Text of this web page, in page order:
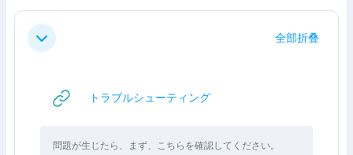
章节大纲
折叠 全部折叠
トラブルシューティング网页地址
問題が生じたら、まず、こちらを確認してください。